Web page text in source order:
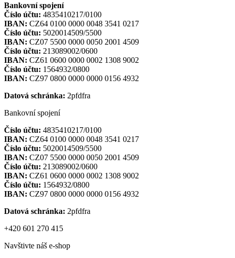
Bankovní spojení
Číslo účtu: 4835410217/0100
IBAN: CZ64 0100 0000 0048 3541 0217
Číslo účtu: 5020014509/5500
IBAN: CZ07 5500 0000 0050 2001 4509
Číslo účtu: 213089002/0600
IBAN: CZ61 0600 0000 0002 1308 9002
Číslo účtu: 1564932/0800
IBAN: CZ97 0800 0000 0000 0156 4932
Datová schránka: 2pfdfra
Bankovní spojení
Číslo účtu: 4835410217/0100
IBAN: CZ64 0100 0000 0048 3541 0217
Číslo účtu: 5020014509/5500
IBAN: CZ07 5500 0000 0050 2001 4509
Číslo účtu: 213089002/0600
IBAN: CZ61 0600 0000 0002 1308 9002
Číslo účtu: 1564932/0800
IBAN: CZ97 0800 0000 0000 0156 4932
Datová schránka: 2pfdfra
+420 601 270 415
Navštivte náš e-shop